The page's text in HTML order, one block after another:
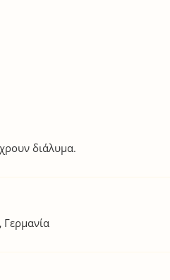
διάλυμα.
Γερμανία